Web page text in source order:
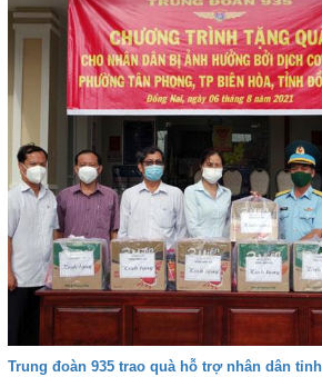
Trung đoàn 935 trao quà hỗ trợ nhân dân